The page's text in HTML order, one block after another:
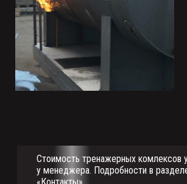
Стоимость тренажерных комлексов
у менеджера. Подробности в